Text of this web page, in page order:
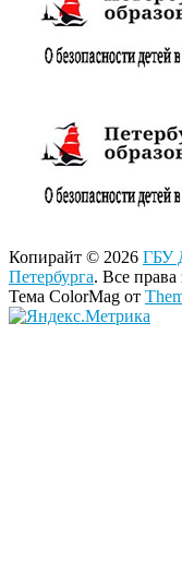
Копирайт © 2026 ГБУ
Петербурга. Все
Тема ColorMag от